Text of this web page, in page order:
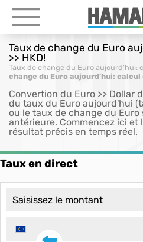
Taux de change du Euro
>> HKD!
Taux de change du Euro aujourd’hui:
change du Euro aujourd’hui: calcul
Convertion du Euro >> Dollar
du taux du Euro aujourd'hui
ou le taux de change du Euro
antérieure. Commencez ici
résultat précis en temps réel.
Taux en direct